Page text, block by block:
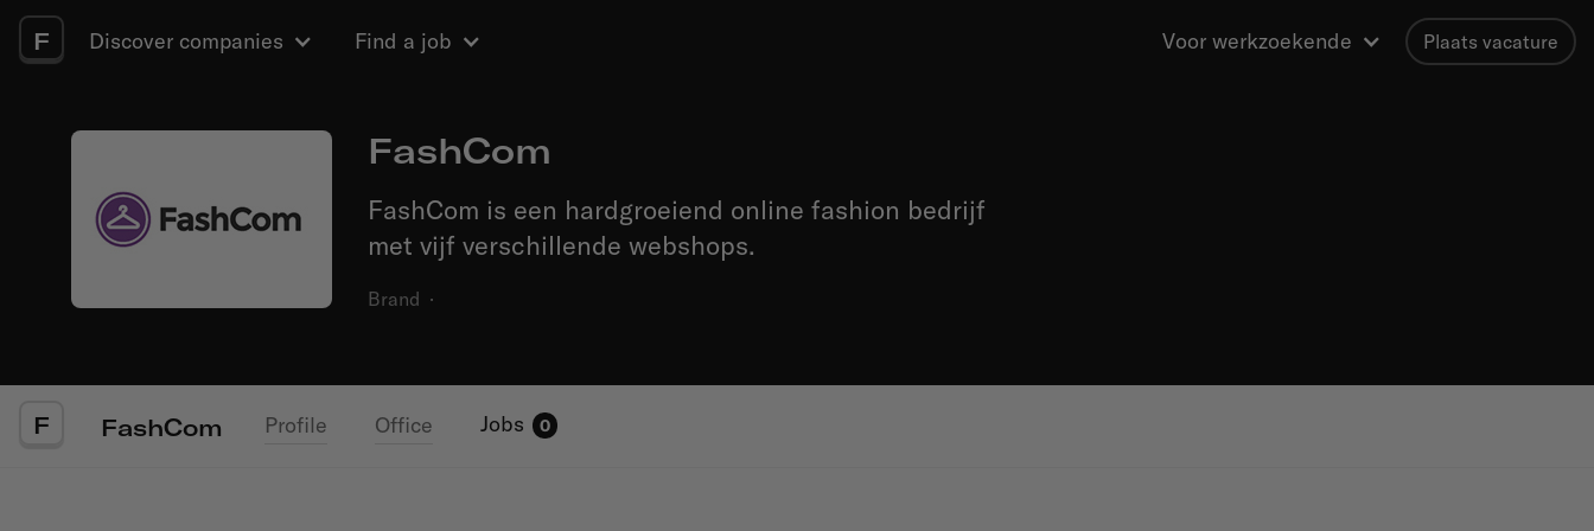
F Discover companies Find a job Voor werkzoekende Plaats vacature
FashCom
FashCom is een hardgroeiend online fashion bedrijf
met vijf verschillende webshops.
Brand ·
F FashCom Profile Office Jobs 0